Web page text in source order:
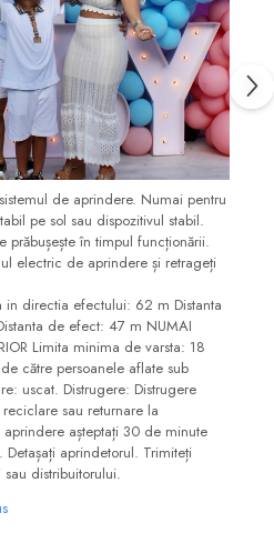
de aprindere. Numai pentru
pe sol sau dispozitivul stabil.
prăbușește în timpul funcționării.
electric de aprindere și retrageți
in directia efectului: 62 m Distanta
de efect: 47 m NUMAI
Limita minima de varsta: 18
către persoanele aflate sub
uscat. Distrugere: Distrugere
sau returnare la
așteptați 30 de minute
aprindetorul. Trimiteți
distribuitorului.